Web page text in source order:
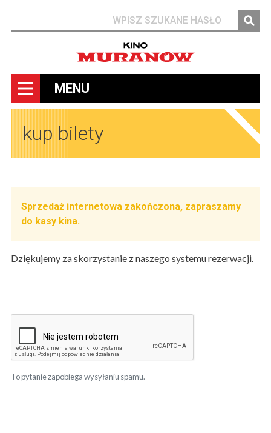
MENU
kup bilety
Sprzedaż internetowa zakończona, zapraszamy
do kasy kina.
Dziękujemy za skorzystanie z naszego systemu rezerwacji.
To pytanie zapobiega wysyłaniu spamu.